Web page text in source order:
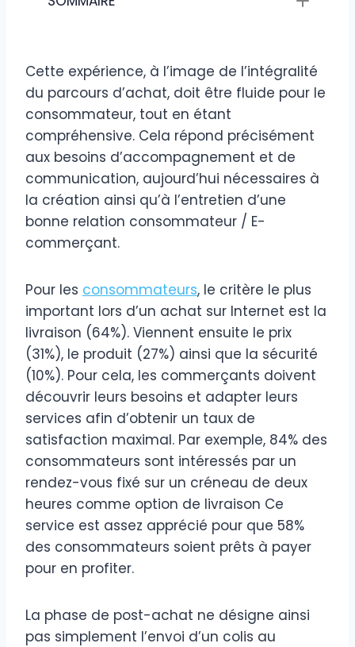
Cette expérience, à l’image de l’intégralité
du parcours d’achat, doit être fluide pour le
consommateur, tout en étant
compréhensive. Cela répond précisément
aux besoins d’accompagnement et de
communication, aujourd’hui nécessaires à
la création ainsi qu’à l’entretien d’une
bonne relation consommateur / E-
commerçant.
Pour les consommateurs, le critère le plus
important lors d’un achat sur Internet est la
livraison (64%). Viennent ensuite le prix
(31%), le produit (27%) ainsi que la sécurité
(10%). Pour cela, les commerçants doivent
découvrir leurs besoins et adapter leurs
services afin d’obtenir un taux de
satisfaction maximal. Par exemple, 84% des
consommateurs sont intéressés par un
rendez-vous fixé sur un créneau de deux
heures comme option de livraison Ce
service est assez apprécié pour que 58%
des consommateurs soient prêts à payer
pour en profiter.
La phase de post-achat ne désigne ainsi
pas simplement l’envoi d’un colis au